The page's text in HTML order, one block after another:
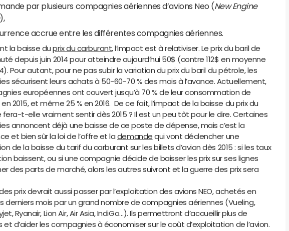
par plusieurs compagnies aériennes d’avions Neo (New Engine
),
accrue entre les différentes compagnies aériennes.
la baisse duprix du carburant, l’impact est à relativiser. Le prix du baril de
depuis juin 2014 pour atteindre aujourd’hui 50$ (contre 112$ en moyenne
Pour autant, pour ne pas subir la variation du prix du baril du pétrole, les
sécurisent leurs achats à 50-60-70 % des mois à l’avance. Actuellement,
européennes ont couvert jusqu’à 70 % de leur consommation de
2015, et même 25 % en 2016. De ce fait, l’impact de la baisse du prix du
fera-t-elle vraiment sentir dès 2015 ? Il est un peu tôt pour le dire. Certaines
annoncent déjà une baisse de ce poste de dépense, mais c’est la
et bien sûr la loi de l’offre et la demande qui vont déclencher une
de la baisse du tarif du carburant sur les billets d’avion dès 2015 : si les taux
baissent, ou si une compagnie décide de baisser les prix sur ses lignes
des parts de marché, alors les autres suivront et la guerre des prix sera
prix devrait aussi passer par l’exploitation des avions NEO, achetés en
derniers mois par un grand nombre de compagnies aériennes (Vueling,
Ryanair, Lion Air, Air Asia, IndiGo…). Ils permettront d’accueillir plus de
et d’aider les compagnies à économiser sur le coût d’exploitation de l’avion.